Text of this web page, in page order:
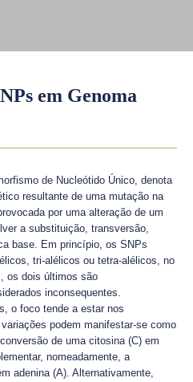
em Genoma
de Nucleótido Único, denota
resultante de uma mutação na
por uma alteração de um
a substituição, transversão,
base. Em princípio, os SNPs
tri-alélicos ou tetra-alélicos, no
os dois últimos são
inconsequentes.
o foco tende a estar nos
podem manifestar-se como
de uma citosina (C) em
nomeadamente, a
adenina (A). Alternativamente,